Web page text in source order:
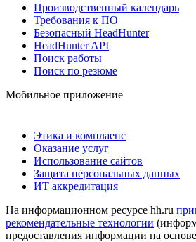
Производственный календарь
Требования к ПО
Безопасный HeadHunter
HeadHunter API
Поиск работы
Поиск по резюме
Мобильное приложение
Этика и комплаенс
Оказание услуг
Использование сайтов
Защита персональных данных
ИТ аккредитация
На информационном ресурсе hh.ru
рекомендательные технологии
предоставления информации на